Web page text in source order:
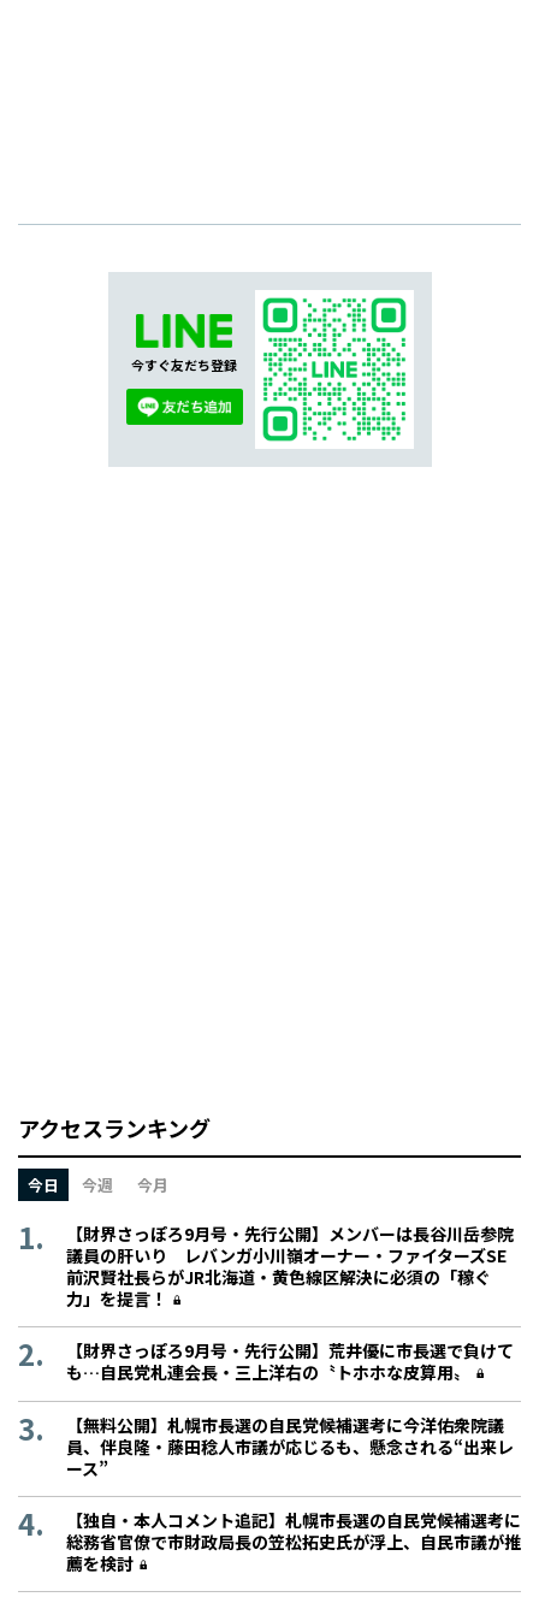
今すぐ友だち登録
アクセスランキング
今日 今週 今月
【財界さっぽろ9月号・先行公開】メンバーは長谷川岳参院
議員の肝いり レバンガ小川嶺オーナー・ファイターズSE
前沢賢社長らがJR北海道・黄色線区解決に必須の「稼ぐ
力」を提言！
【財界さっぽろ9月号・先行公開】荒井優に市長選で負けて
も…自民党札連会長・三上洋右の〝トホホな皮算用〟
【無料公開】札幌市長選の自民党候補選考に今洋佑衆院議
員、伴良隆・藤田稔人市議が応じるも、懸念される“出来レ
ース”
【独自・本人コメント追記】札幌市長選の自民党候補選考に
総務省官僚で市財政局長の笠松拓史氏が浮上、自民市議が推
薦を検討